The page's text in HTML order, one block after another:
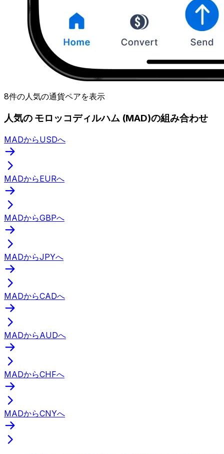
8件の人気の通貨ペアを表示
人気の モロッコディルハム (MAD)の組み合わせ
MADからUSDへ
MADからEURへ
MADからGBPへ
MADからJPYへ
MADからCADへ
MADからAUDへ
MADからCHFへ
MADからCNYへ